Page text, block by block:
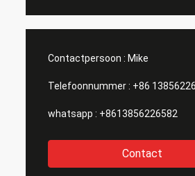
Contactpersoon : Mike
Telefoonnummer : +86
whatsapp : +8613856226582
Contact